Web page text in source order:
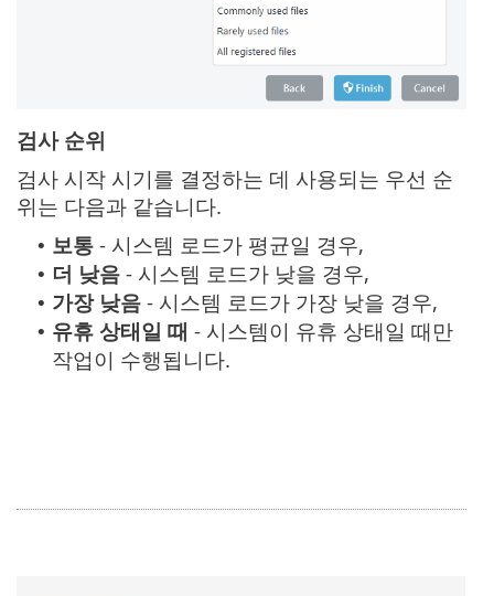
검사 순위
검사 시작 시기를 결정하는 데 사용되는 우선 순
위는 다음과 같습니다.
• 보통 - 시스템 로드가 평균일 경우,
• 더 낮음 - 시스템 로드가 낮을 경우,
• 가장 낮음 - 시스템 로드가 가장 낮을 경우,
• 유휴 상태일 때 - 시스템이 유휴 상태일 때만
작업이 수행됩니다.